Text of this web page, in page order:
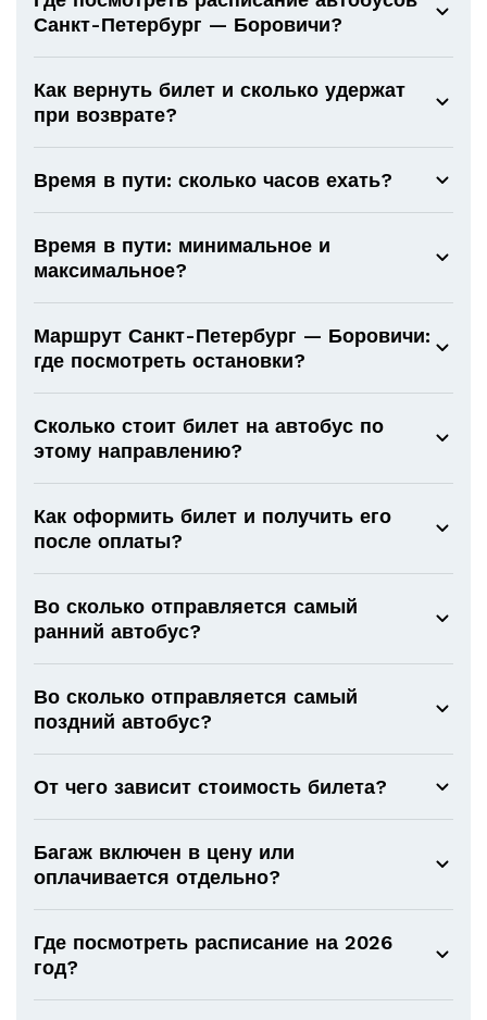
Санкт-Петербург — Боровичи?
Как вернуть билет и сколько удержат
при возврате?
Время в пути: сколько часов ехать?
Время в пути: минимальное и
максимальное?
Маршрут Санкт-Петербург — Боровичи:
где посмотреть остановки?
Сколько стоит билет на автобус по
этому направлению?
Как оформить билет и получить его
после оплаты?
Во сколько отправляется самый
ранний автобус?
Во сколько отправляется самый
поздний автобус?
От чего зависит стоимость билета?
Багаж включен в цену или
оплачивается отдельно?
Где посмотреть расписание на 2026
год?